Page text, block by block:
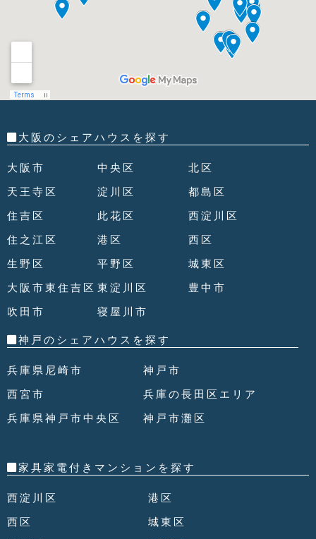
大阪のシェアハウスを探す
大阪市 中央区
北区
天王寺区
淀川区
都島区
住吉区
此花区
西淀川区
住之江区
港区
西区
生野区
平野区
城東区
大阪市東住吉区 東淀川区
豊中市
吹田市
寝屋川市
神戸のシェアハウスを探す
兵庫県尼崎市
神戸市
西宮市
兵庫の長田区エリア
兵庫県神戸市中央区
神戸市灘区
家具家電付きマンションを探す
西淀川区
港区
西区
城東区